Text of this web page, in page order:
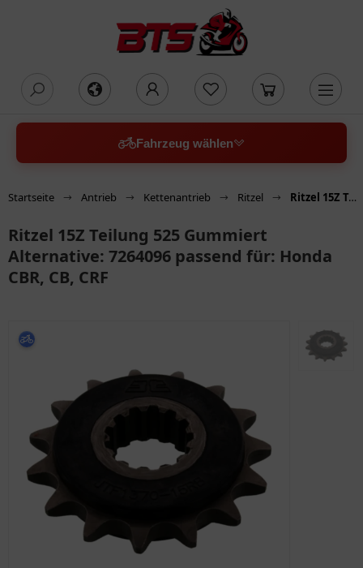
Fahrzeug wählen
Startseite Antrieb Kettenantrieb Ritzel Ritzel 15Z Teilung 525 Gummiert Alternative: 7264096 passend für: Honda CBR, CB, CRF
Ritzel 15Z Teilung 525 Gummiert
Alternative: 7264096 passend für: Honda
CBR, CB, CRF